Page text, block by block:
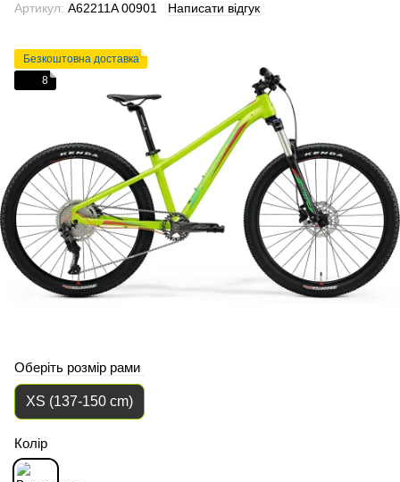
Артикул: A62211A 00901 Написати відгук
Безкоштовна доставка
8
Оберіть розмір рами
XS (137-150 cm)
Колір